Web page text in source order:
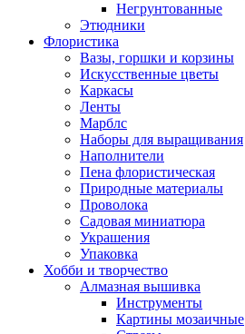
Негрунтованные
Этюдники
Флористика
Вазы, горшки и корзины
Искусственные цветы
Каркасы
Ленты
Марблс
Наборы для выращивания
Наполнители
Пена флористическая
Природные материалы
Проволока
Садовая миниатюра
Украшения
Упаковка
Хобби и творчество
Алмазная вышивка
Инструменты
Картины мозаичные